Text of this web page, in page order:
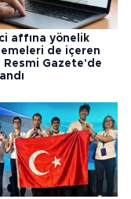
affına yönelik
de içeren
Resmi Gazete'de